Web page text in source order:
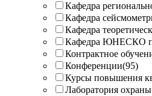
Кафедра
Кафедра
Кафедра
Кафедра ЮНЕСКО
Контрактное
Конференции(95)
Курсы повышения
Лаборатория